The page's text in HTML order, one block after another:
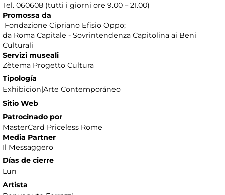
Tel. 060608 (tutti i giorni ore 9.00 – 21.00)
Promossa da
Fondazione Cipriano Efisio Oppo;
da Roma Capitale - Sovrintendenza Capitolina ai Beni
Culturali
Servizi museali
Zètema Progetto Cultura
Tipología
Exhibicion|Arte Contemporáneo
Sitio Web
Patrocinado por
MasterCard Priceless Rome
Media Partner
Il Messaggero
Días de cierre
Lun
Artista